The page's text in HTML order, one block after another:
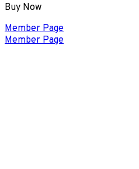
Buy Now
Member Page
Member Page